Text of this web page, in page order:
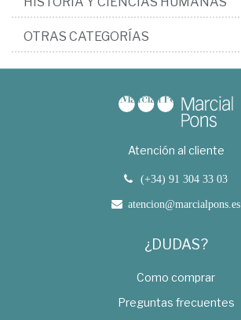
OTRAS CATEGORÍAS
Atención al cliente
(+34) 91 304 33 03
atencion@marcialpons.es
¿DUDAS?
Como comprar
Preguntas frecuentes